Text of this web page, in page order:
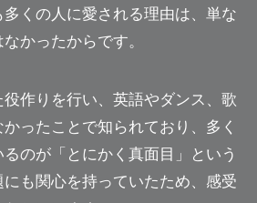
くの人に愛される理由は、単な
かったからです。
作りを行い、英語やダンス、歌
ったことで知られており、多く
のが「とにかく真面目」という
も関心を持っていたため、感受